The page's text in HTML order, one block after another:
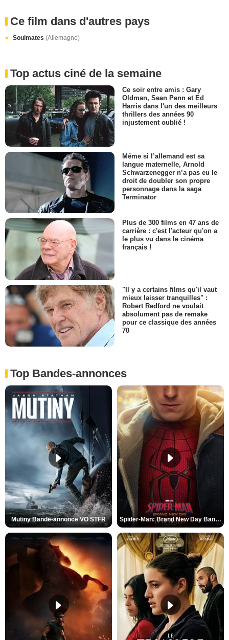
Ce film dans d'autres pays
Soulmates (Allemagne)
Top actus ciné de la semaine
Ce soir entre amis : Gary
Oldman, Sean Penn et Ed
Harris dans l'un des meilleurs
thrillers des années 90
injustement oublié !
Même si l’allemand est sa
langue maternelle, Arnold
Schwarzenegger n’a pas eu le
droit de doubler son propre
personnage dans la saga
Terminator
Plus de 300 films en 47 ans de
carrière : c'est l'acteur qu'on a
le plus vu dans le cinéma
français !
"Il y a certains films qu'il vaut
mieux laisser tranquilles" :
Robert Redford ne voulait
absolument pas de remake
pour ce classique des années
70
Top Bandes-annonces
Mutiny Bande-annonce VO STFR Spider-Man: Brand New Day Bande-annonce VO STFR